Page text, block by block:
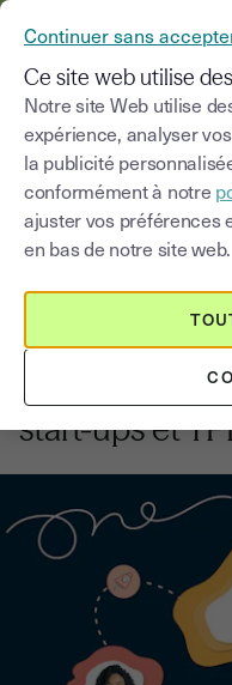
Blog
Choisir une catégorie
One : le
pour les
start-ups et
Continuer sans
Ce site web utilise
Notre site Web utilise
expérience, analyser
la publicité
conformément à notre
ajuster vos préférences
en bas de notre site web.